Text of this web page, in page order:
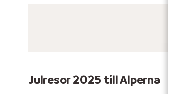
Julresor 2025 till Alperna